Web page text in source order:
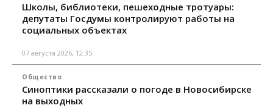
Школы, библиотеки, пешеходные тротуары:
депутаты Госдумы контролируют работы на
социальных объектах
07 августа 2026, 12:35
Общество
Синоптики рассказали о погоде в Новосибирске
на выходных